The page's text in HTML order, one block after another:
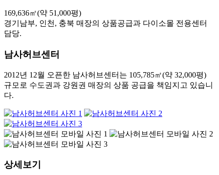
169,636㎡(약 51,000평)
경기남부, 인천, 충북 매장의 상품공급과 다이소몰 전용센터
담당.
남사허브센터
2012년 12월 오픈한 남사허브센터는 105,785㎡(약 32,000평)
규모로 수도권과 강원권 매장의 상품 공급을 책임지고 있습니
다.
상세보기